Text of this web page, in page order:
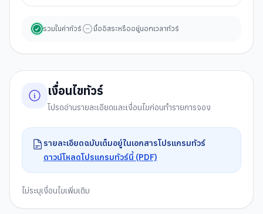
รวมในค่าทัวร์ มื้ออิสระหรืออยู่นอกเวลาทัวร์
เงื่อนไขทัวร์
โปรดอ่านรายละเอียดและเงื่อนไขก่อนทำรายการจอง
รายละเอียดฉบับเต็มอยู่ในเอกสารโปรแกรมทัวร์
ดาวน์โหลดโปรแกรมทัวร์นี้ (PDF)
ไม่ระบุเงื่อนไขเพิ่มเติม